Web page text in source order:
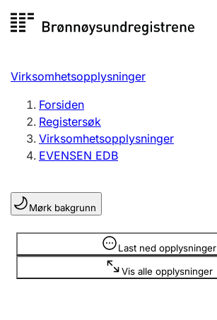
til
Registersøk
Aksjeselskap
Enkeltpersonforetak
Registrere, endre, slette
Lag og forening
Registrere, endre, slette
Virksomhetsopplysninger
Forsiden
Registersøk
Virksomhetsopplysninger
EVENSEN EDB
Mørk bakgrunn
Last ned opplysninger
Vis alle opplysninger
Opplysninger er skjult